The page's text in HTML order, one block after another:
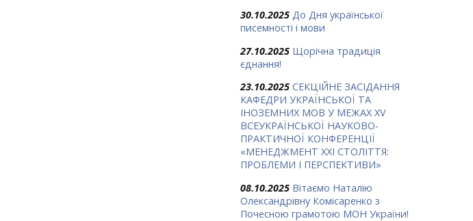
30.10.2025 До Дня української
писемності і мови
27.10.2025 Щорічна традиція
єднання!
23.10.2025 СЕКЦІЙНЕ ЗАСІДАННЯ
КАФЕДРИ УКРАЇНСЬКОЇ ТА
ІНОЗЕМНИХ МОВ У МЕЖАХ ХV
ВСЕУКРАЇНСЬКОЇ НАУКОВО-
ПРАКТИЧНОЇ КОНФЕРЕНЦІЇ
«МЕНЕДЖМЕНТ XXI СТОЛІТТЯ:
ПРОБЛЕМИ І ПЕРСПЕКТИВИ»
08.10.2025 Вітаємо Наталію
Олександрівну Комісаренко з
Почесною грамотою МОН України!